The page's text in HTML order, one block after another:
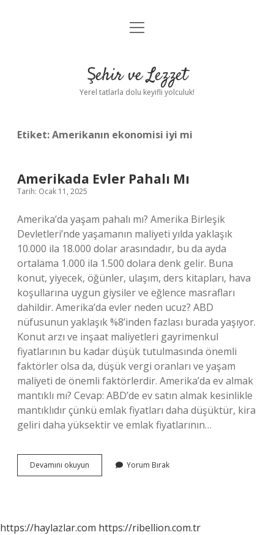
Anasayfa
Yasal Uyarı
menüyü
Şehir ve Lezzet
Yerel tatlarla dolu keyifli yolculuk!
Etiket:Amerikanın ekonomisi iyi mi
Amerikada Evler Pahalı Mı
Tarih: Ocak 11, 2025
Amerika’da yaşam pahalı mı? Amerika Birleşik
Devletleri’nde yaşamanın maliyeti yılda yaklaşık
10.000 ila 18.000 dolar arasındadır, bu da ayda
ortalama 1.000 ila 1.500 dolara denk gelir. Buna
konut, yiyecek, öğünler, ulaşım, ders kitapları, hava
koşullarına uygun giysiler ve eğlence masrafları
dahildir. Amerika’da evler neden ucuz? ABD
nüfusunun yaklaşık %8’inden fazlası burada yaşıyor.
Konut arzı ve inşaat maliyetleri gayrimenkul
fiyatlarının bu kadar düşük tutulmasında önemli
faktörler olsa da, düşük vergi oranları ve yaşam
maliyeti de önemli faktörlerdir. Amerika’da ev almak
mantıklı mı? Cevap: ABD’de ev satın almak kesinlikle
mantıklıdır çünkü emlak fiyatları daha düşüktür, kira
geliri daha yüksektir ve emlak fiyatlarının…
Devamını okuyun Amerikada
Evler
Yorum Bırak
https://haylazlar.com https://ribellion.com.tr